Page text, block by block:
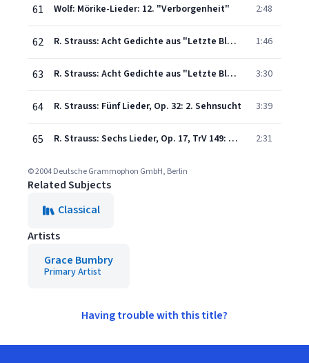
61 Wolf: Mörike-Lieder: 12. "Verborgenheit" 2:48
62 R. Strauss: Acht Gedichte aus "Letzte Blätter", Op. 10, TrV 141: 1. Zueignung 1:46
63 R. Strauss: Acht Gedichte aus "Letzte Blätter", Op. 10, TrV 141: 4. Die Georgine 3:30
64 R. Strauss: Fünf Lieder, Op. 32: 2. Sehnsucht 3:39
65 R. Strauss: Sechs Lieder, Op. 17, TrV 149: 2. Ständchen 2:31
© 2004 Deutsche Grammophon GmbH, Berlin
Related Subjects
Classical
Artists
Grace Bumbry
Primary Artist
Having trouble with this title?